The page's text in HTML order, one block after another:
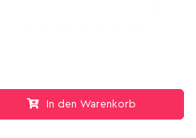
In den Warenkorb